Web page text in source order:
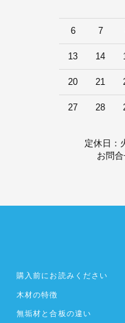
6 7
13 14
20 21
27 28
定休日：
お問
購入前にお読みください
木材の特徴
無垢材と合板の違い